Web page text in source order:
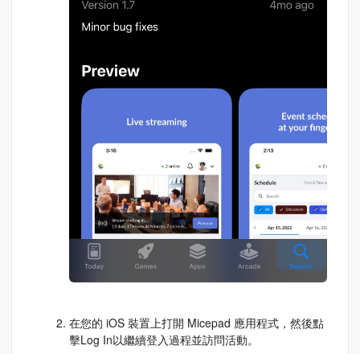
在您的 iOS 裝置上打開 Micepad 應用程式，然後點
擊Log In以繼續登入過程並訪問活動。